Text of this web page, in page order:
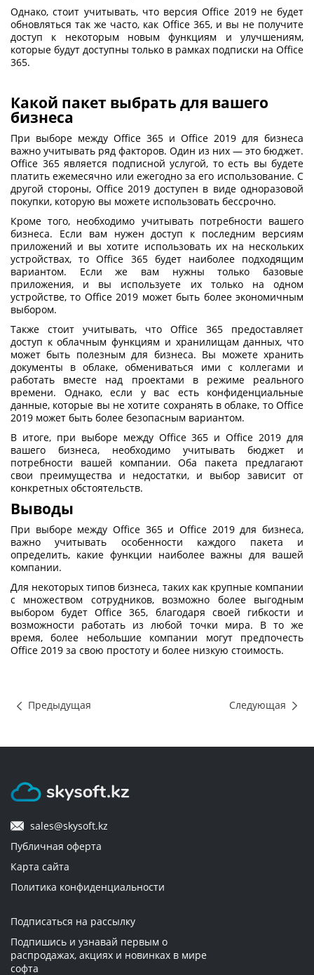
Однако, стоит учитывать, что версия Office 2019 не будет
обновляться так же часто, как Office 365, и вы не получите
доступ к некоторым новым функциям и улучшениям,
которые будут доступны только в рамках подписки на Office
365.
Какой пакет выбрать для вашего
бизнеса
При выборе между Office 365 и Office 2019 для бизнеса
важно учитывать ряд факторов. Один из них — это бюджет.
Office 365 является подписной услугой, то есть вы будете
платить ежемесячно или ежегодно за его использование. С
другой стороны, Office 2019 доступен в виде одноразовой
покупки, которую вы можете использовать бессрочно.
Кроме того, необходимо учитывать потребности вашего
бизнеса. Если вам нужен доступ к последним версиям
приложений и вы хотите использовать их на нескольких
устройствах, то Office 365 будет наиболее подходящим
вариантом. Если же вам нужны только базовые
приложения, и вы используете их только на одном
устройстве, то Office 2019 может быть более экономичным
выбором.
Также стоит учитывать, что Office 365 предоставляет
доступ к облачным функциям и хранилищам данных, что
может быть полезным для бизнеса. Вы можете хранить
документы в облаке, обмениваться ими с коллегами и
работать вместе над проектами в режиме реального
времени. Однако, если у вас есть конфиденциальные
данные, которые вы не хотите сохранять в облаке, то Office
2019 может быть более безопасным вариантом.
В итоге, при выборе между Office 365 и Office 2019 для
вашего бизнеса, необходимо учитывать бюджет и
потребности вашей компании. Оба пакета предлагают
свои преимущества и недостатки, и выбор зависит от
конкретных обстоятельств.
Выводы
При выборе между Office 365 и Office 2019 для бизнеса,
важно учитывать особенности каждого пакета и
определить, какие функции наиболее важны для вашей
компании.
Для некоторых типов бизнеса, таких как крупные компании
с множеством сотрудников, возможно более выгодным
выбором будет Office 365, благодаря своей гибкости и
возможности работать из любой точки мира. В то же
время, более небольшие компании могут предпочесть
Office 2019 за свою простоту и более низкую стоимость.
Предыдущая Следующая
sales@skysoft.kz
Публичная оферта
Карта сайта
Политика конфиденциальности
Подписаться на рассылку
Подпишись и узнавай первым о
распродажах, акциях и новинках в мире
софта